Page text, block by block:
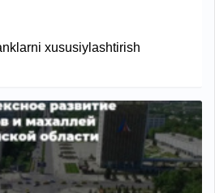
xususiylashtirish